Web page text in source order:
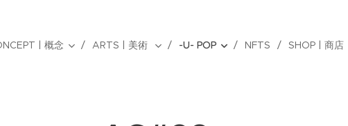
| 概念 ARTS | 美術 -U- POP NFTS SHOP | 商店